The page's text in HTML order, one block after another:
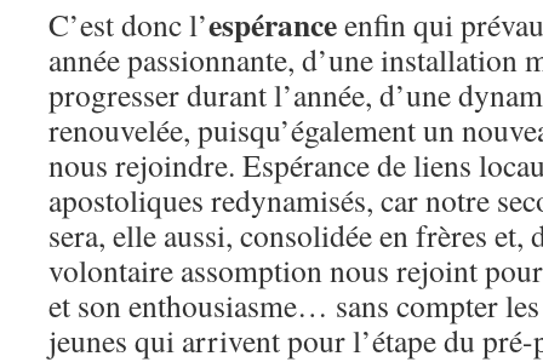
C’est donc l’espéranceenfin qui
année passionnante, d’une installation
progresser durant l’année, d’une
renouvelée, puisqu’également un
nous rejoindre. Espérance de liens
apostoliques redynamisés, car notre
sera, elle aussi, consolidée en frères et,
volontaire assomption nous rejoint
et son enthousiasme… sans compter
jeunes qui arrivent pour l’étape du